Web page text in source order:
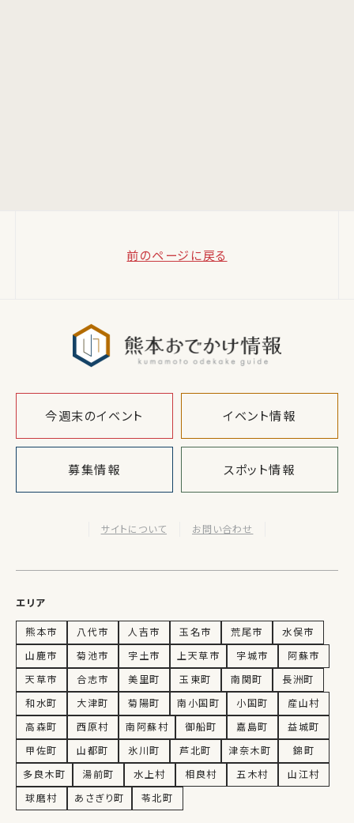
前のページに戻る
今週末のイベント イベント情報
募集情報 スポット情報
サイトについて お問い合わせ
エリア
熊本市 八代市 人吉市 玉名市 荒尾市
水俣市
山鹿市
菊池市 宇土市 上天草市 宇城市
阿蘇市
天草市
合志市 美里町 玉東町 南関町
長洲町
和水町
大津町 菊陽町 南小国町 小国町
産山村
高森町
西原村 南阿蘇村 御船町 嘉島町
益城町
甲佐町
山都町 氷川町 芦北町 津奈木町
錦町
多良木町
湯前町 水上村 相良村 五木村
山江村
球磨村
あさぎり町 苓北町